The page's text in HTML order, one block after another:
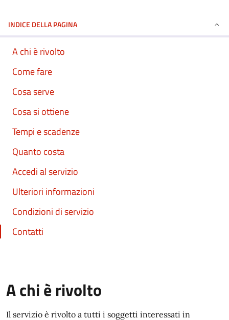
INDICE DELLA PAGINA
A chi è rivolto
Come fare
Cosa serve
Cosa si ottiene
Tempi e scadenze
Quanto costa
Accedi al servizio
Ulteriori informazioni
Condizioni di servizio
Contatti
A chi è rivolto
Il servizio è rivolto a tutti i soggetti interessati in